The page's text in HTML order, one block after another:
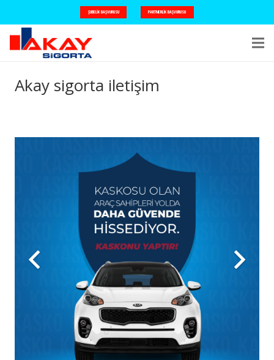
ŞUBELIK BAŞVURUSU PARTNERLIK BAŞVURUSU
Akay sigorta iletişim